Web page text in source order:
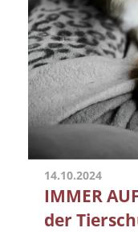
14.10.2024
IMMER
der